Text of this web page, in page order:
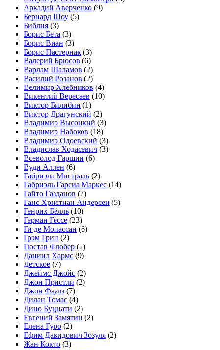
Аркадий Аверченко (9)
Бернард Шоу (5)
Библия (3)
Борис Бета (3)
Борис Виан (3)
Борис Пастернак (3)
Валерий Брюсов (6)
Варлам Шаламов (2)
Василий Розанов (2)
Велимир Хлебников (4)
Викентий Вересаев (10)
Виктор Билибин (1)
Виктор Драгунский (2)
Владимир Высоцкий (3)
Владимир Набоков (18)
Владимир Одоевский (3)
Владислав Ходасевич (3)
Всеволод Гаршин (6)
Вуди Аллен (6)
Габриэла Мистраль (2)
Габриэль Гарсиа Маркес (14)
Гайто Газданов (7)
Ганс Христиан Андерсен (5)
Генрих Бёлль (10)
Герман Гессе (23)
Ги де Мопассан (6)
Грэм Грин (2)
Гюстав Флобер (2)
Даниил Хармс (9)
Детское (7)
Джеймс Джойс (2)
Джон Пристли (2)
Джон Фаулз (7)
Дилан Томас (4)
Дино Буццати (2)
Евгений Замятин (2)
Елена Гуро (2)
Ефим Давидович Зозуля (2)
Жан Кокто (3)